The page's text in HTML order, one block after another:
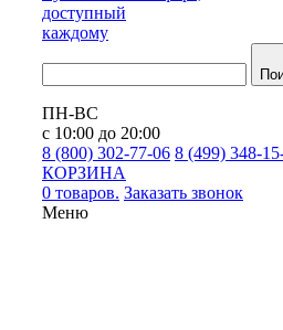
доступный
каждому
ПН-ВС
с 10:00 до 20:00
8 (800) 302-77-06 8 (499) 348-
КОРЗИНА
0 товаров. Заказать звонок
Меню